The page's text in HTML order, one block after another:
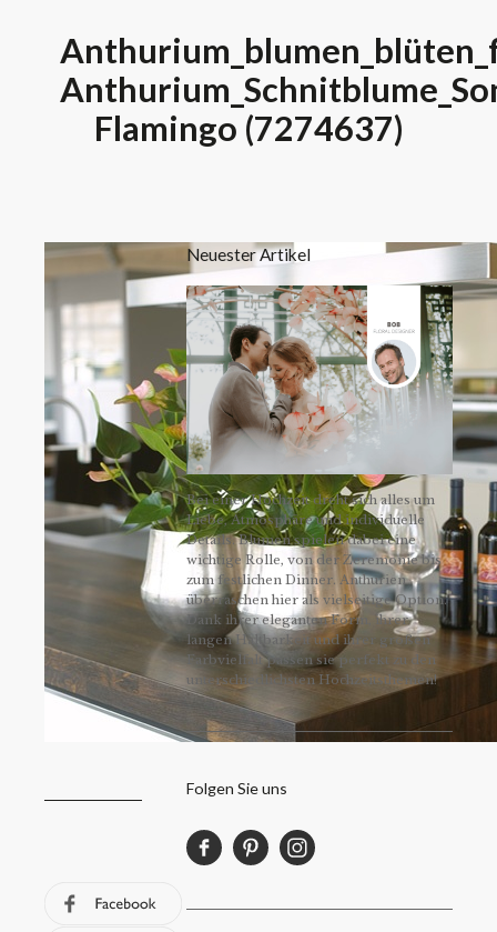
Flamingo (7274637)
Neuester Artikel
Bei einer Hochzeit dreht sich alles um
Liebe, Atmosphäre und individuelle
Details. Blumen spielen dabei eine
wichtige Rolle, von der Zeremonie bis
zum festlichen Dinner. Anthurien
überraschen hier als vielseitige Option.
Dank ihrer eleganten Form, ihrer
langen Haltbarkeit und ihrer großen
Farbvielfalt passen sie perfekt zu den
unterschiedlichsten Hochzeitsthemen!
Folgen Sie uns